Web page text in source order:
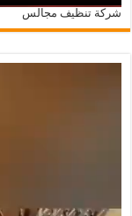
شركة تنظيف مجالس